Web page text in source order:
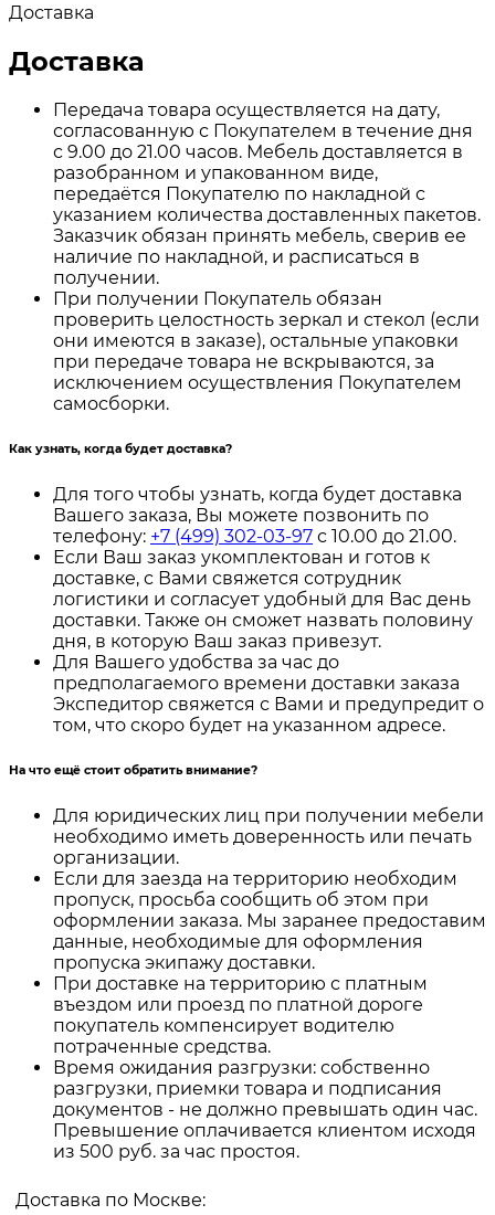
Доставка
Доставка
Передача товара осуществляется на дату,
согласованную с Покупателем в течение дня
с 9.00 до 21.00 часов. Мебель доставляется в
разобранном и упакованном виде,
передаётся Покупателю по накладной с
указанием количества доставленных пакетов.
Заказчик обязан принять мебель, сверив ее
наличие по накладной, и расписаться в
получении.
При получении Покупатель обязан
проверить целостность зеркал и стекол (если
они имеются в заказе), остальные упаковки
при передаче товара не вскрываются, за
исключением осуществления Покупателем
самосборки.
Как узнать, когда будет доставка?
Для того чтобы узнать, когда будет доставка
Вашего заказа, Вы можете позвонить по
телефону: +7 (499) 302-03-97 с 10.00 до 21.00.
Если Ваш заказ укомплектован и готов к
доставке, с Вами свяжется сотрудник
логистики и согласует удобный для Вас день
доставки. Также он сможет назвать половину
дня, в которую Ваш заказ привезут.
Для Вашего удобства за час до
предполагаемого времени доставки заказа
Экспедитор свяжется с Вами и предупредит о
том, что скоро будет на указанном адресе.
На что ещё стоит обратить внимание?
Для юридических лиц при получении мебели
необходимо иметь доверенность или печать
организации.
Если для заезда на территорию необходим
пропуск, просьба сообщить об этом при
оформлении заказа. Мы заранее предоставим
данные, необходимые для оформления
пропуска экипажу доставки.
При доставке на территорию с платным
въездом или проезд по платной дороге
покупатель компенсирует водителю
потраченные средства.
Время ожидания разгрузки: собственно
разгрузки, приемки товара и подписания
документов - не должно превышать один час.
Превышение оплачивается клиентом исходя
из 500 руб. за час простоя.
Доставка по Москве: